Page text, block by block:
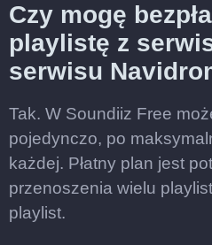
Czy mogę
playlistę z
serwisu
Tak. W Soundiiz Free
pojedynczo, po
każdej. Płatny plan jest
przenoszenia wielu
playlist.